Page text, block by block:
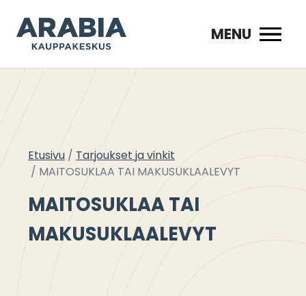
sisältöön
MENU
Etusivu
Tarjoukset ja vinkit
MAITOSUKLAA TAI MAKUSUKLAALEVYT
MAITOSUKLAA TAI
MAKUSUKLAALEVYT